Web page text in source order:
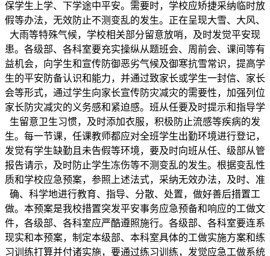
保学生上学、下学途中平安。需要时，学校应矫捷采纳临时放
假等办法，无效防止不测变乱的发生。正在呈现大雪、大风、
大雨等特殊气候，学校相关部分留意放哨，及时发觉平安现
患。各级部、各科室要充实操纵从题班会、周前会、课间等有
益机会，向学生和宣传防御恶劣气候及御寒抗雪常识，提高学
生的平安防备认识和能力，并通过致家长或学生一封信、家长
会等形式，通过学生向家长宣传防灾减灾的需要性，加强列位
家长防灾减灾的义务感和紧迫感。班从任要及时提示和指导学
生留意卫生习惯，及时添加衣服，积极防止流感等疾病的发
生。每一节课，任课教师都应对全班学生出勤环境进行登记，
发觉有学生缺勤且未告假等环境，要及时向班从任、级部从管
报告请示，及时防止学生冻伤等不测变乱的发生。根据变乱性
质和学校应急预案，参照上述法式，采纳无效办法，及时、准
确、科学地进行教育、指导、分散、处置，做好善后措置工
做。本预案是我校措置突发平安事务应急预备和响应的工做文
件，各级部、各科室应严酷遵照施行。各级部、各科室要连系
现实和本预案，制定本级部、本科室具体的工做实施方案和练
习训练打算并付诸实施，要通过练习训练，发觉应急工做系统